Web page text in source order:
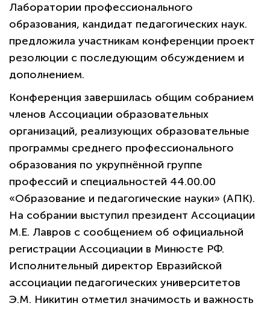
Лаборатории профессионального
образования, кандидат педагогических наук.
предложила участникам конференции проект
резолюции с последующим обсуждением и
дополнением.
Конференция завершилась общим собранием
членов Ассоциации образовательных
организаций, реализующих образовательные
программы среднего профессионального
образования по укрупнённой группе
профессий и специальностей 44.00.00
«Образование и педагогические науки» (АПК).
На собрании выступил президент Ассоциации
М.Е. Лавров с сообщением об официальной
регистрации Ассоциации в Минюсте РФ.
Исполнительный директор Евразийской
ассоциации педагогических университетов
Э.М. Никитин отметил значимость и важность